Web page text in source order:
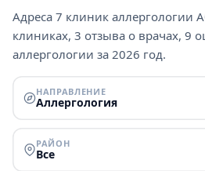
Адреса 7 клиник аллергологии
клиниках, 3 отзыва о врачах, 9
аллергологии за 2026 год.
НАПРАВЛЕНИЕ
Аллергология
РАЙОН
Все